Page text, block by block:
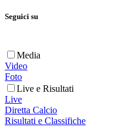
Seguici su
Media
Video
Foto
Live e Risultati
Live
Diretta Calcio
Risultati e Classifiche